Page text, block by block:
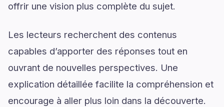
offrir une vision plus complète du sujet.
Les lecteurs recherchent des contenus
capables d’apporter des réponses tout en
ouvrant de nouvelles perspectives. Une
explication détaillée facilite la compréhension et
encourage à aller plus loin dans la découverte.